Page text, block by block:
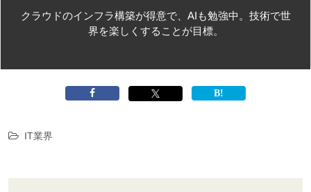
クラウドのインフラ構築が得意で、AIも勉強中。技術で世
界を楽しくすることが目標。
IT業界